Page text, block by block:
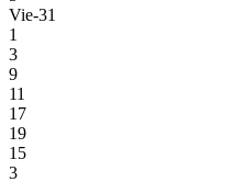
Vie-31
1
3
9
11
17
19
15
3